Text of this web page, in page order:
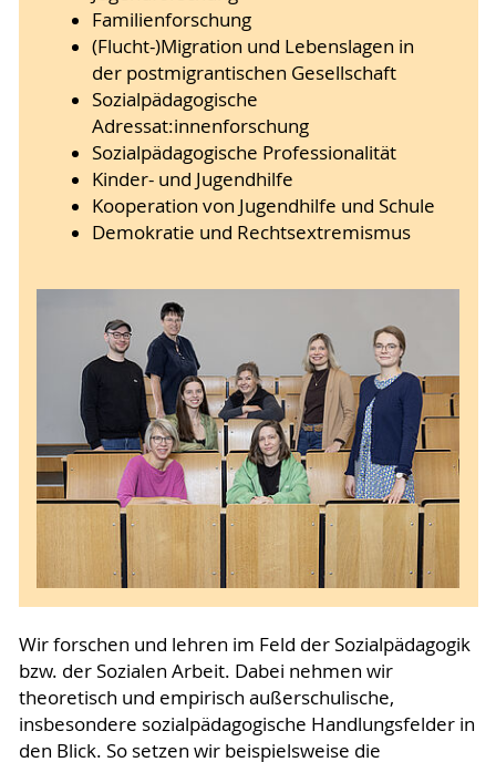
Familienforschung
(Flucht-)Migration und Lebenslagen in
der postmigrantischen Gesellschaft
Sozialpädagogische
Adressat:innenforschung
Sozialpädagogische Professionalität
Kinder- und Jugendhilfe
Kooperation von Jugendhilfe und Schule
Demokratie und Rechtsextremismus
Wir forschen und lehren im Feld der Sozialpädagogik
bzw. der Sozialen Arbeit. Dabei nehmen wir
theoretisch und empirisch außerschulische,
insbesondere sozialpädagogische Handlungsfelder in
den Blick. So setzen wir beispielsweise die